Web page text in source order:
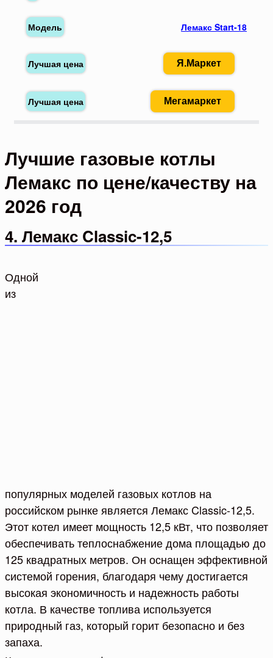
Лемакс Start-18
Я.Маркет
Мегамаркет
Лучшие газовые котлы
Лемакс по цене/качеству на
2026 год
4. Лемакс Classic-12,5
Одной
из
популярных моделей газовых котлов на
российском рынке является Лемакс Classic-12,5.
Этот котел имеет мощность 12,5 кВт, что позволяет
обеспечивать теплоснабжение дома площадью до
125 квадратных метров. Он оснащен эффективной
системой горения, благодаря чему достигается
высокая экономичность и надежность работы
котла. В качестве топлива используется
природный газ, который горит безопасно и без
запаха.